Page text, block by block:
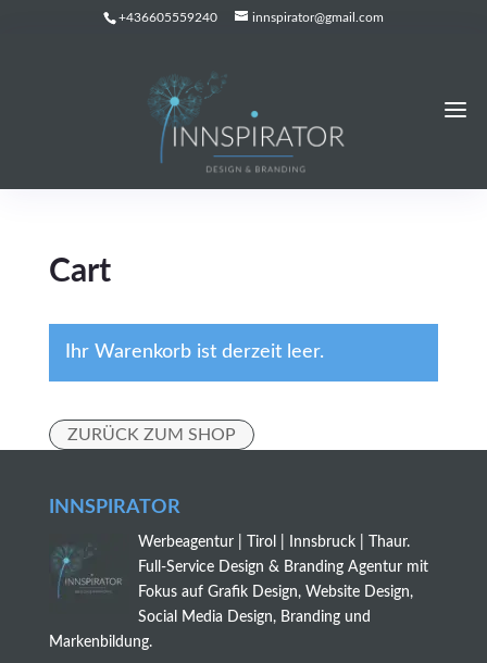
+436605559240 innspirator@gmail.com
Cart
Ihr Warenkorb ist derzeit leer.
ZURÜCK ZUM SHOP
INNSPIRATOR
Werbeagentur | Tirol | Innsbruck | Thaur.
Full-Service Design & Branding Agentur mit
Fokus auf Grafik Design, Website Design,
Social Media Design, Branding und
Markenbildung.